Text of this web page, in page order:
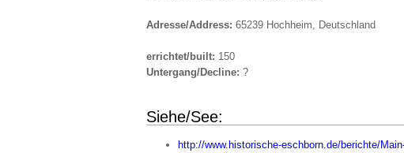
Adresse/Address: 65239 Hochheim, Deutschland
errichtet/built: 150
Untergang/Decline: ?
Siehe/See:
http://www.historische-eschborn.de/berichte/